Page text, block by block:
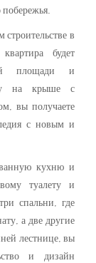
в
будет
площади и
на крыше с
вы получаете
с новым и
кухню и
туалету и
спальни, где
а две другие
лестнице, вы
и дизайн